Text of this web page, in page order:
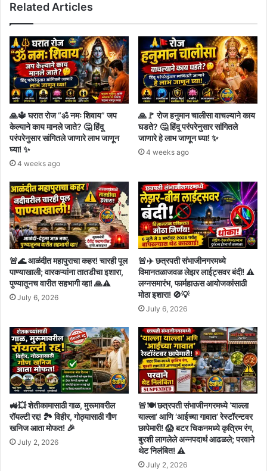
Related Articles
🙏🔱 घरात रोज “ॐ नमः शिवाय” जप
केल्याने काय मानले जाते? 🤔 हिंदू
परंपरेनुसार सांगितले जाणारे लाभ जाणून
घ्या! ✨
4 weeks ago
🙏🚩 रोज हनुमान चालीसा वाचल्याने काय
घडते? 🤔 हिंदू परंपरेनुसार सांगितले
जाणारे हे लाभ जाणून घ्या! ✨
4 weeks ago
🚨🌊 आळंदीत महापुराचा कहर! चारही पूल
पाण्याखाली; वारकऱ्यांना तातडीचा इशारा,
पुण्यातूनच वारीत सहभागी व्हा! 🙏⚠️
July 6, 2026
🚨✈️ छत्रपती संभाजीनगरमध्ये
विमानतळाजवळ लेझर लाईट्सवर बंदी! ⚠️
लग्नसमारंभ, फार्महाऊस आयोजकांसाठी
मोठा इशारा! 🚫💡
July 6, 2026
🚜💥 शेतीकामासाठी गाळ, मुरूमावरील
रॉयल्टी रद्द! 🏞️ विहीर, गोठ्यासाठी गौण
खनिज आता मोफत! 🎉
July 2, 2026
🚨🍽️ छत्रपती संभाजीनगरमध्ये ‘याल्ला
याल्ला’ आणि ‘आईच्या गावात’ रेस्टॉरन्टवर
छापेमारी! 😱 बटर चिकनमध्ये कृत्रिम रंग,
बुरशी लागलेले अन्नपदार्थ आढळले; परवाने
थेट निलंबित! ⚠️
July 2, 2026